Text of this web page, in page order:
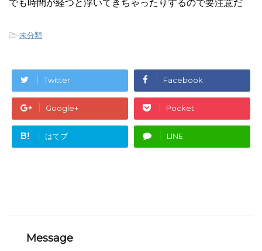
でも時間が経つと浮いてきちゃったりするので要注意だ
-未分類
Twitter Facebook
Google+ Pocket
B! はてブ LINE
Message